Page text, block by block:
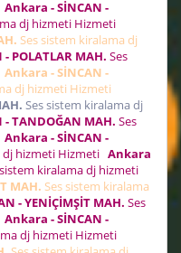
Ankara - SİNCAN -
dj hizmeti Hizmeti
Ses sistem kiralama dj
POLATLAR MAH. Ses
Ankara - SİNCAN -
dj hizmeti Hizmeti
Ses sistem kiralama dj
TANDOĞAN MAH. Ses
Ankara - SİNCAN -
dj hizmeti Hizmeti Ankara
kiralama dj hizmeti
MAH. Ses sistem kiralama
- YENİÇİMŞİT MAH. Ses
Ankara - SİNCAN -
dj hizmeti Hizmeti